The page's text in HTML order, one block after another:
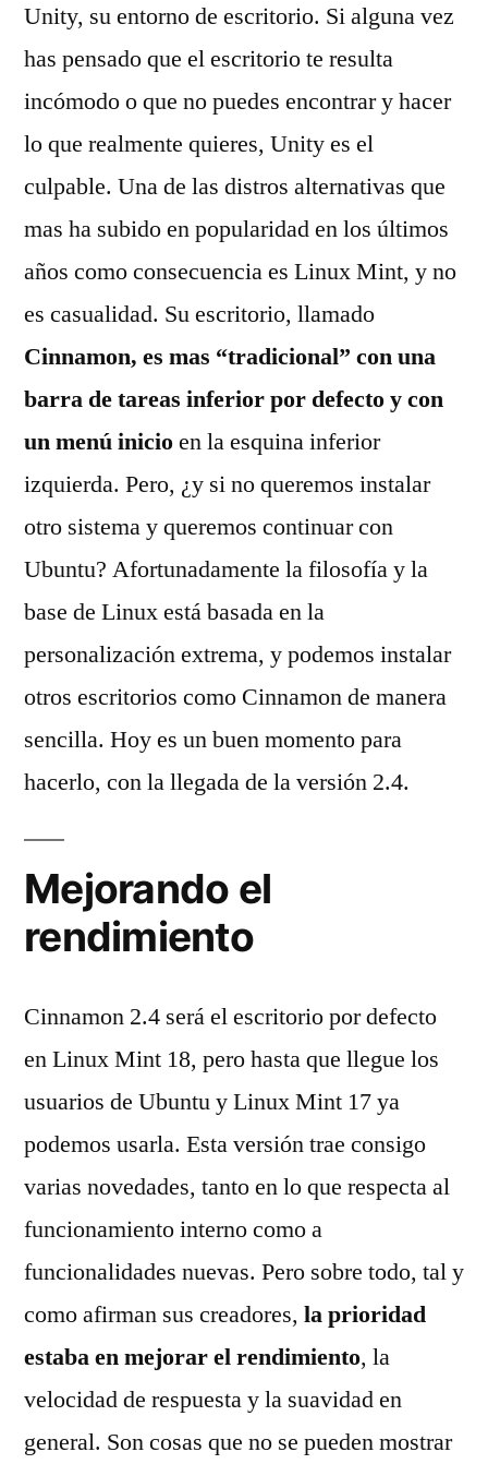
Unity, su entorno de escritorio. Si alguna vez
has pensado que el escritorio te resulta
incómodo o que no puedes encontrar y hacer
lo que realmente quieres, Unity es el
culpable. Una de las distros alternativas que
mas ha subido en popularidad en los últimos
años como consecuencia es Linux Mint, y no
es casualidad. Su escritorio, llamado
Cinnamon, es mas “tradicional” con una
barra de tareas inferior por defecto y con
un menú inicioen la esquina inferior
izquierda. Pero, ¿y si no queremos instalar
otro sistema y queremos continuar con
Ubuntu? Afortunadamente la filosofía y la
base de Linux está basada en la
personalización extrema, y podemos instalar
otros escritorios como Cinnamon de manera
sencilla. Hoy es un buen momento para
hacerlo, con la llegada de la versión 2.4.
Mejorando el
rendimiento
Cinnamon 2.4 será el escritorio por defecto
en Linux Mint 18, pero hasta que llegue los
usuarios de Ubuntu y Linux Mint 17 ya
podemos usarla. Esta versión trae consigo
varias novedades, tanto en lo que respecta al
funcionamiento interno como a
funcionalidades nuevas. Pero sobre todo, tal y
como afirman sus creadores, la prioridad
estaba en mejorar el rendimiento, la
velocidad de respuesta y la suavidad en
general. Son cosas que no se pueden mostrar